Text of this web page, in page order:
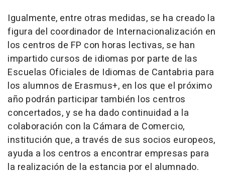
Igualmente, entre otras medidas, se ha creado la
figura del coordinador de Internacionalización en
los centros de FP con horas lectivas, se han
impartido cursos de idiomas por parte de las
Escuelas Oficiales de Idiomas de Cantabria para
los alumnos de Erasmus+, en los que el próximo
año podrán participar también los centros
concertados, y se ha dado continuidad a la
colaboración con la Cámara de Comercio,
institución que, a través de sus socios europeos,
ayuda a los centros a encontrar empresas para
la realización de la estancia por el alumnado.